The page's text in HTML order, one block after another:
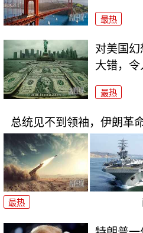
最热
对美国
大错，令
最热
总统见不到领袖，伊朗革
最热